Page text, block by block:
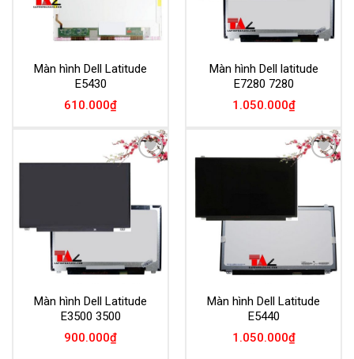
Màn hình Dell Latitude
E5430
610.000₫
Màn hình Dell latitude
E7280 7280
1.050.000₫
Màn hình Dell Latitude
E3500 3500
900.000₫
Màn hình Dell Latitude
E5440
1.050.000₫